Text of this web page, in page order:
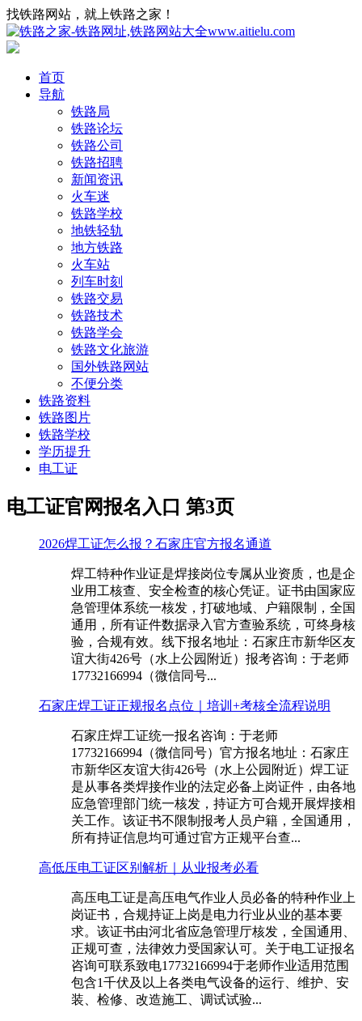
找铁路网站，就上铁路之家！
首页
导航
铁路局
铁路论坛
铁路公司
铁路招聘
新闻资讯
火车迷
铁路学校
地铁轻轨
地方铁路
火车站
列车时刻
铁路交易
铁路技术
铁路学会
铁路文化旅游
国外铁路网站
不便分类
铁路资料
铁路图片
铁路学校
学历提升
电工证
电工证官网报名入口 第3页
2026焊工证怎么报？石家庄官方报名通道
焊工特种作业证是焊接岗位专属从业资质，也是企
业用工核查、安全检查的核心凭证。证书由国家应
急管理体系统一核发，打破地域、户籍限制，全国
通用，所有证件数据录入官方查验系统，可终身核
验，合规有效。线下报名地址：石家庄市新华区友
谊大街426号（水上公园附近）报考咨询：于老师
17732166994（微信同号...
石家庄焊工证正规报名点位｜培训+考核全流程说明
石家庄焊工证统一报名咨询：于老师
17732166994（微信同号）官方报名地址：石家庄
市新华区友谊大街426号（水上公园附近）焊工证
是从事各类焊接作业的法定必备上岗证件，由各地
应急管理部门统一核发，持证方可合规开展焊接相
关工作。该证书不限制报考人员户籍，全国通用，
所有持证信息均可通过官方正规平台查...
高低压电工证区别解析｜从业报考必看
高压电工证是高压电气作业人员必备的特种作业上
岗证书，合规持证上岗是电力行业从业的基本要
求。该证书由河北省应急管理厅核发，全国通用、
正规可查，法律效力受国家认可。关于电工证报名
咨询可联系致电17732166994于老师作业适用范围
包含1千伏及以上各类电气设备的运行、维护、安
装、检修、改造施工、调试试验...